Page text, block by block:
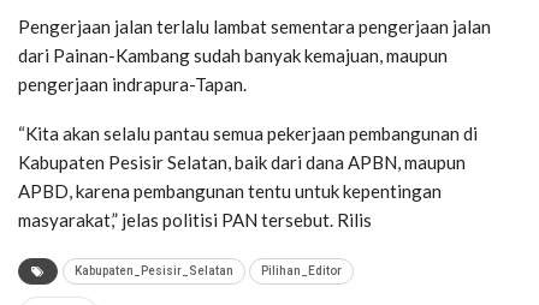
Pengerjaan jalan terlalu lambat sementara pengerjaan jalan
dari Painan-Kambang sudah banyak kemajuan, maupun
pengerjaan indrapura-Tapan.
“Kita akan selalu pantau semua pekerjaan pembangunan di
Kabupaten Pesisir Selatan, baik dari dana APBN, maupun
APBD, karena pembangunan tentu untuk kepentingan
masyarakat,” jelas politisi PAN tersebut. Rilis
Kabupaten_Pesisir_Selatan Pilihan_Editor